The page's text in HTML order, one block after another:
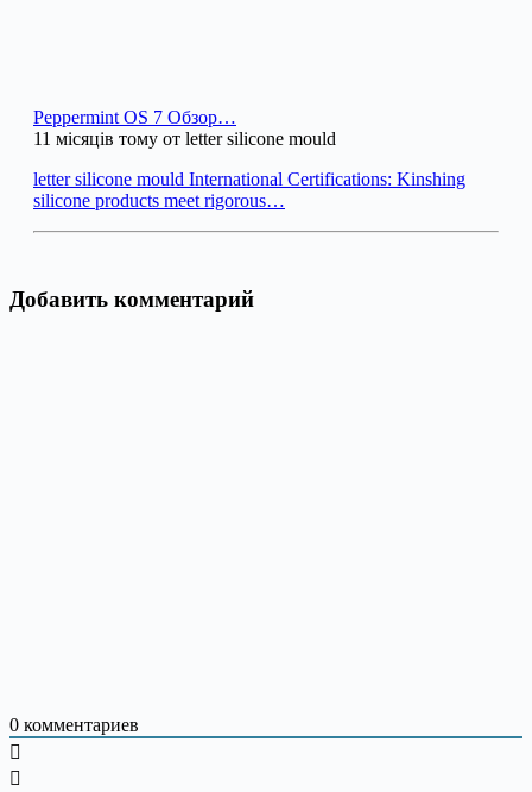
Peppermint OS 7 Обзор…
11 місяців тому от letter silicone mould
letter silicone mould International Certifications: Kinshing
silicone products meet rigorous…
Добавить комментарий
0 комментариев